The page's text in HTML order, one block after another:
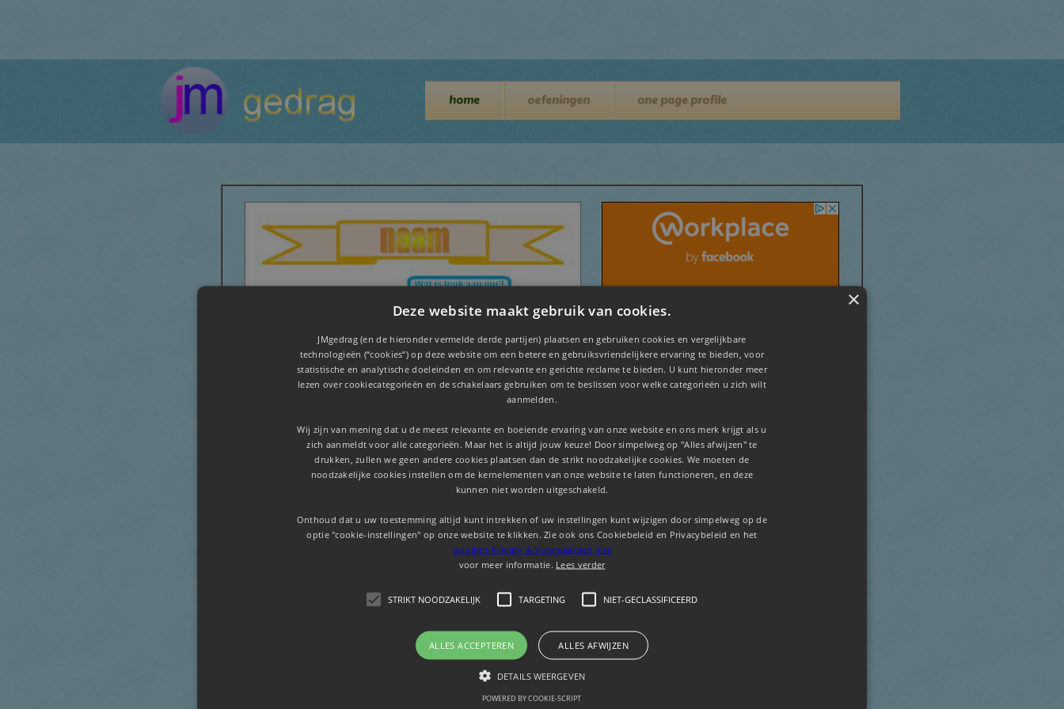
home oefeningen one page profile
×
Deze website maakt gebruik van cookies.
JMgedrag (en de hieronder vermelde derde partijen) plaatsen en gebruiken cookies en vergelijkbare
technologieën (“cookies”) op deze website om een ​​betere en gebruiksvriendelijkere ervaring te bieden, voor
statistische en analytische doeleinden en om relevante en gerichte reclame te bieden. U kunt hieronder meer
lezen over cookiecategorieën en de schakelaars gebruiken om te beslissen voor welke categorieën u zich wilt
aanmelden.
Wij zijn van mening dat u de meest relevante en boeiende ervaring van onze website en ons merk krijgt als u
zich aanmeldt voor alle categorieën. Maar het is altijd jouw keuze! Door simpelweg op "Alles afwijzen" te
drukken, zullen we geen andere cookies plaatsen dan de strikt noodzakelijke cookies. We moeten de
noodzakelijke cookies instellen om de kernelementen van onze website te laten functioneren, en deze
kunnen niet worden uitgeschakeld.
Onthoud dat u uw toestemming altijd kunt intrekken of uw instellingen kunt wijzigen door simpelweg op de
optie "cookie-instellingen" op onze website te klikken. Zie ook ons ​​Cookiebeleid en Privacybeleid en het
Google's Privacy & Voorwaarden-site
voor meer informatie. Lees verder
STRIKT NOODZAKELIJK TARGETING NIET-GECLASSIFICEERD
ALLES ACCEPTEREN ALLES AFWIJZEN
DETAILS WEERGEVEN
POWERED BY COOKIE-SCRIPT